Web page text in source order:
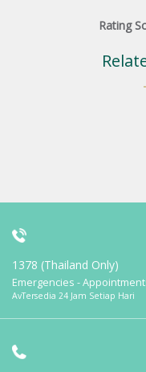
Rating
1378 (Thailand Only)
Emergencies -
AvTersedia 24 Jam Setiap Hari